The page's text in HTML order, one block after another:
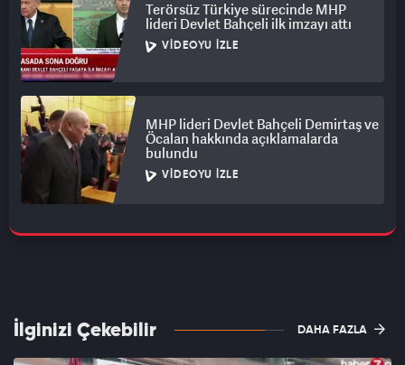
Terörsüz Türkiye sürecinde MHP
lideri Devlet Bahçeli ilk imzayı attı
VIDEOYU İZLE
MHP lideri Devlet Bahçeli Demirtaş ve
Öcalan hakkında açıklamalarda
bulundu
VIDEOYU İZLE
İlginizi Çekebilir DAHA FAZLA